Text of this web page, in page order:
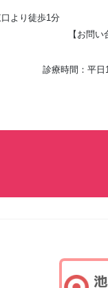
より徒歩1分
【お問
診療時間：平